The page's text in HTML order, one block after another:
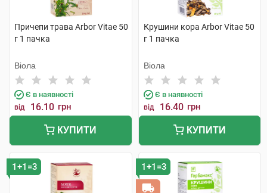
Причепи трава Arbor Vitae 50
г 1 пачка
Віола
Є в наявності
від 16.10 грн
КУПИТИ
Крушини кора Arbor Vitae 50
г 1 пачка
Віола
Є в наявності
від 16.40 грн
КУПИТИ
1+1=3 1+1=3